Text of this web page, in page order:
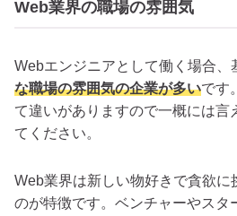
Web業界の職場の雰囲気
Webエンジニアとして働く場合、
な職場の雰囲気の企業が多いです
て違いがありますので一概には言
てください。
Web業界は新しい物好きで貪欲に
のが特徴です。ベンチャーやスタ